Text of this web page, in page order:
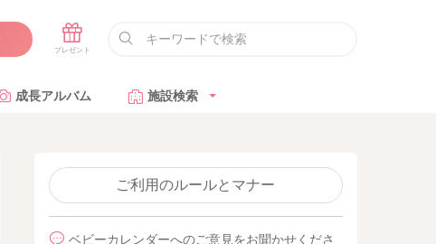
成長アルバム 施設検索
ご利用のルールとマナー
ベビーカレンダーへのご意見をお聞かせくださ